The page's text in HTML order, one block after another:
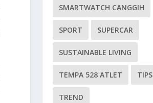
SMARTWATCH CANGGIH
SPORT SUPERCAR
SUSTAINABLE LIVING
TEMPA 528 ATLET TIPS
TREND